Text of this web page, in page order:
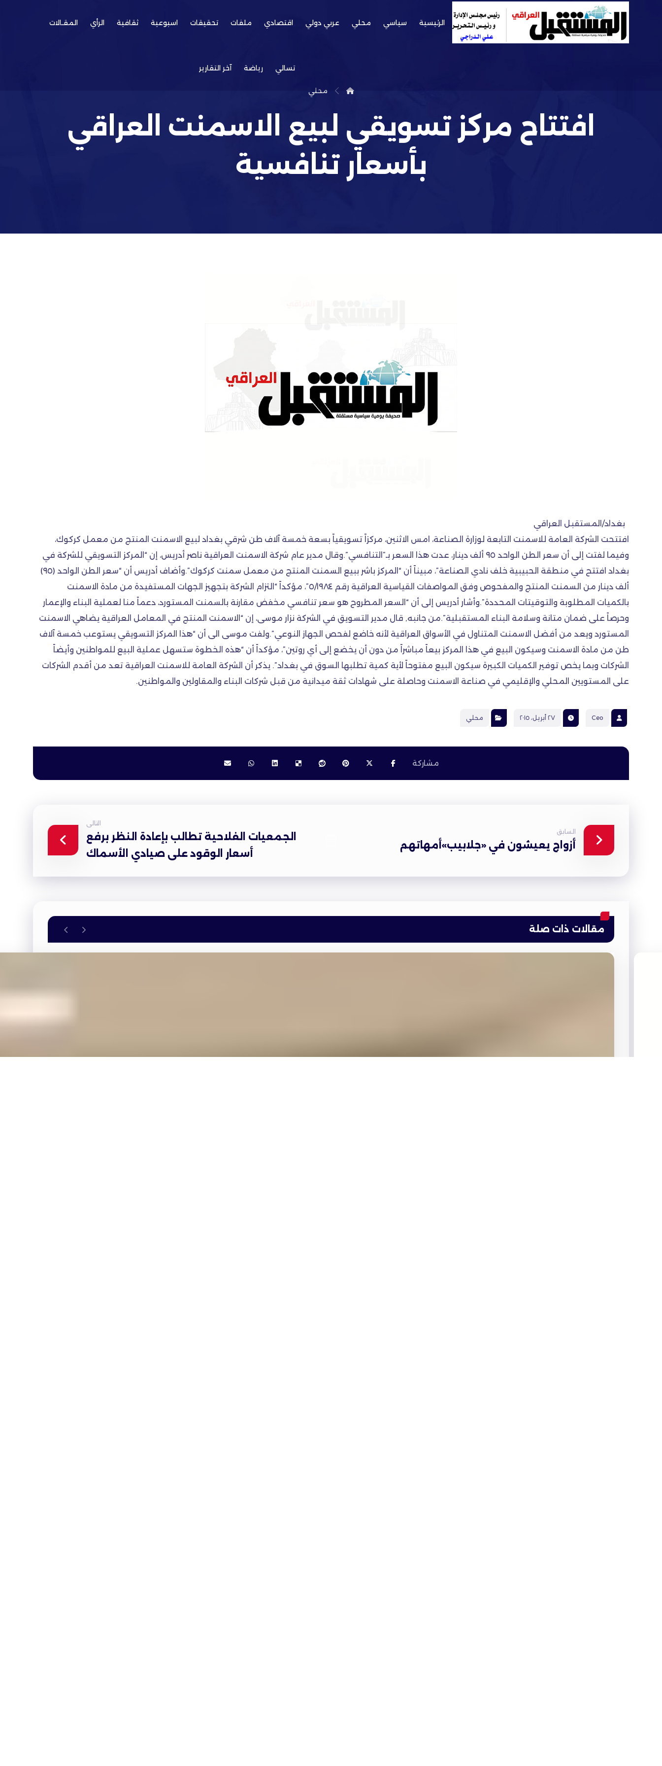
الرئيسية سياسي محلي عربي دولي اقتصادي ملفات تحقيقات اسبوعية ثقافية الرأي المقـالات
تسالي رياضة آخر التقارير
محلي
افتتاح مركز تسويقي لبيع الاسمنت العراقي
بأسعار تنافسية
بغداد/المستقبل العراقي
افتتحت الشركة العامة للاسمنت التابعة لوزارة الصناعة، امس الاثنين، مركزاً تسويقياً بسعة خمسة آلاف طن شرقي بغداد لبيع الاسمنت المنتج من معمل كركوك،
وفيما لفتت إلى أن سعر الطن الواحد ٩٥ ألف دينار، عدت هذا السعر بـ”التنافسي”.وقال مدير عام شركة الاسمنت العراقية ناصر أدريس، إن “المركز التسويقي للشركة في
بغداد افتتح في منطقة الحبيبية خلف نادي الصناعة”، مبيناً أن “المركز باشر ببيع السمنت المنتج من معمل سمنت كركوك”.وأضاف أدريس أن “سعر الطن الواحد (٩٥)
ألف دينار من السمنت المنتج والمفحوص وفق المواصفات القياسية العراقية رقم ٥/١٩٨٤”، مؤكداً “التزام الشركة بتجهيز الجهات المستفيدة من مادة الاسمنت
بالكميات المطلوبة والتوقيتات المحددة”.وأشار أدريس إلى أن “السعر المطروح هو سعر تنافسي مخفض مقارنة بالسمنت المستورد، دعماً منا لعملية البناء والإعمار
وحرصاً على ضمان متانة وسلامة البناء المستقبلية”.من جانبه, قال مدير التسويق في الشركة نزار موسى، إن “الاسمنت المنتج في المعامل العراقية يضاهي الاسمنت
المستورد ويعد من أفضل الاسمنت المتناول في الأسواق العراقية لأنه خاضع لفحص الجهاز النوعي”.ولفت موسى الى أن “هذا المركز التسويقي يستوعب خمسة آلاف
طن من مادة الاسمنت وسيكون البيع في هذا المركز بيعاً مباشراً من دون أن يخضع إلى أي روتين”، مؤكداً أن “هذه الخطوة ستسهل عملية البيع للمواطنين وأيضاً
الشركات وبما يخص توفير الكميات الكبيرة سيكون البيع مفتوحاً لأية كمية تطلبها السوق في بغداد”. يذكر أن الشركة العامة للاسمنت العراقية تعد من أقدم الشركات
على المستويين المحلي والإقليمي في صناعة الاسمنت وحاصلة على شهادات ثقة ميدانية من قبل شركات البناء والمقاولين والمواطنين.
Ceo ٢٧ أبريل، ٢٠١٥ محلي
السابق
أزواج يعيشون في «جلابيب»أمهاتهم
التالى
الجمعيات الفلاحية تطالب بإعادة النظر برفع
أسعار الوقود على صيادي الأسماك
مقالات ذات صلة